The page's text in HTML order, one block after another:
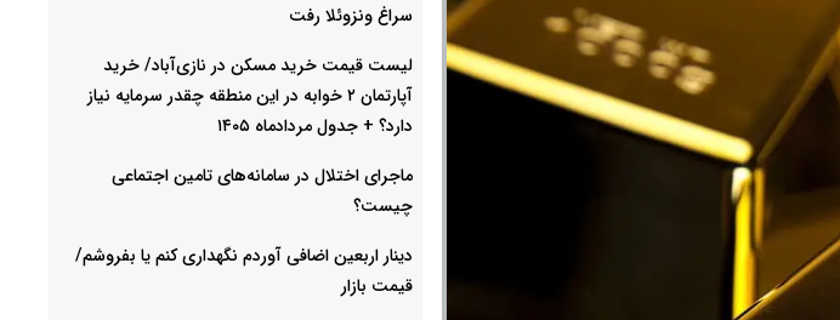
سراغ ونزوئلا رفت
لیست قیمت خرید مسکن در نازی‌آباد/ خرید
آپارتمان ۲ خوابه در این منطقه چقدر سرمایه نیاز
دارد؟ + جدول مردادماه ۱۴۰۵
ماجرای اختلال در سامانه‌های تامین اجتماعی
چیست؟
دینار اربعین اضافی آوردم نگهداری کنم یا بفروشم/
قیمت بازار